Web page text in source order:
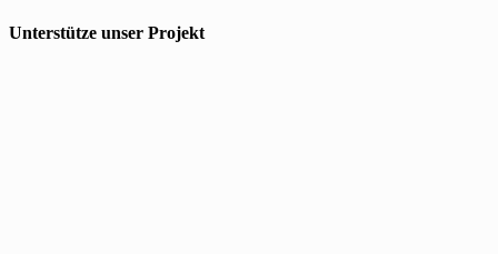
Unterstütze unser Projekt